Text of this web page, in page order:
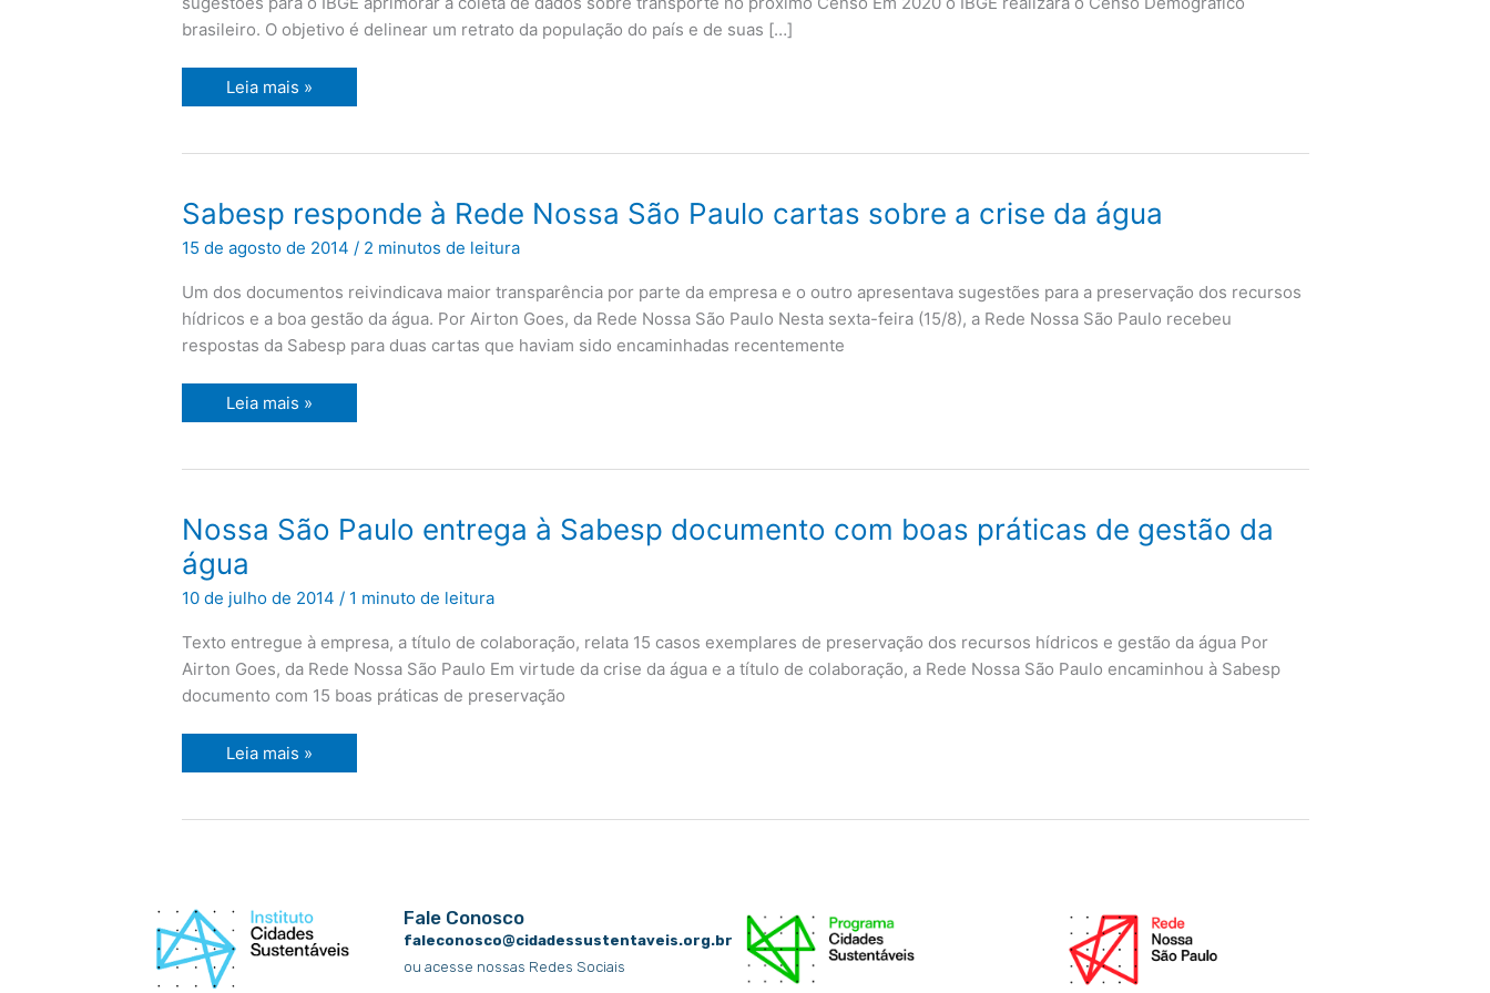
brasileiro. O objetivo é delinear um retrato da população do país e de suas […]
Leia mais »
Sabesp responde à Rede Nossa São Paulo cartas sobre a crise da água
15 de agosto de 2014 / 2 minutos de leitura
Um dos documentos reivindicava maior transparência por parte da empresa e o outro apresentava sugestões para a preservação dos recursos
hídricos e a boa gestão da água. Por Airton Goes, da Rede Nossa São Paulo Nesta sexta-feira (15/8), a Rede Nossa São Paulo recebeu
respostas da Sabesp para duas cartas que haviam sido encaminhadas recentemente
Sabesp
responde
Rede
São
Paulo
cartas
sobre
a
da
água
Leia mais »
Nossa São Paulo entrega à Sabesp documento com boas práticas de gestão da
água
10 de julho de 2014 / 1 minuto de leitura
Texto entregue à empresa, a título de colaboração, relata 15 casos exemplares de preservação dos recursos hídricos e gestão da água Por
Airton Goes, da Rede Nossa São Paulo Em virtude da crise da água e a título de colaboração, a Rede Nossa São Paulo encaminhou à Sabesp
documento com 15 boas práticas de preservação
Nossa
São
entrega
Sabesp
com
boas
práticas
gestão
água
Leia mais »
Fale Conosco
faleconosco@cidadessustentaveis.org.br
ou acesse nossas Redes Sociais